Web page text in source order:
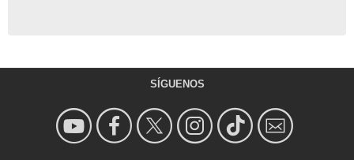
SÍGUENOS